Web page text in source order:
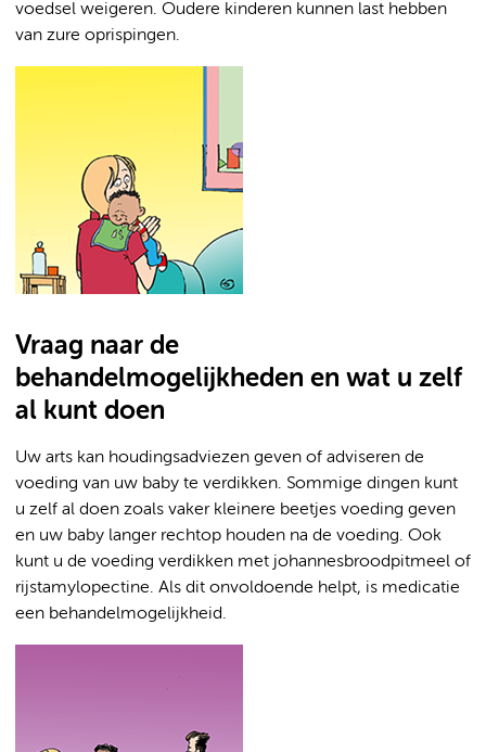
voedsel weigeren. Oudere kinderen kunnen last hebben
van zure oprispingen.
Vraag naar de
behandelmogelijkheden en wat u zelf
al kunt doen
Uw arts kan houdingsadviezen geven of adviseren de
voeding van uw baby te verdikken. Sommige dingen kunt
u zelf al doen zoals vaker kleinere beetjes voeding geven
en uw baby langer rechtop houden na de voeding. Ook
kunt u de voeding verdikken met johannesbroodpitmeel of
rijstamylopectine. Als dit onvoldoende helpt, is medicatie
een behandelmogelijkheid.